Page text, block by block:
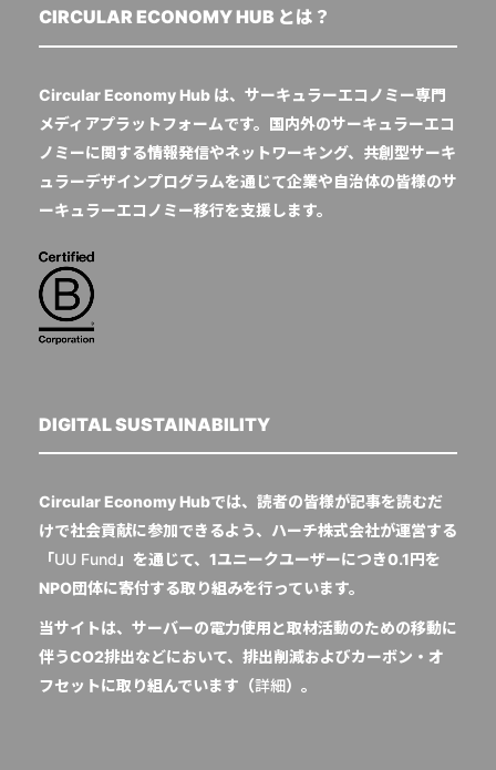
CIRCULAR ECONOMY HUB とは？
Circular Economy Hub は、サーキュラーエコノミー専門
メディアプラットフォームです。国内外のサーキュラーエコ
ノミーに関する情報発信やネットワーキング、共創型サーキ
ュラーデザインプログラムを通じて企業や自治体の皆様のサ
ーキュラーエコノミー移行を支援します。
DIGITAL SUSTAINABILITY
Circular Economy Hubでは、読者の皆様が記事を読むだ
けで社会貢献に参加できるよう、ハーチ株式会社が運営する
「UU Fund 」を通じて、1ユニークユーザーにつき0.1円を
NPO団体に寄付する取り組みを行っています。
当サイトは、サーバーの電力使用と取材活動のための移動に
伴うCO2排出などにおいて、排出削減およびカーボン・オ
フセットに取り組んでいます（詳細）。